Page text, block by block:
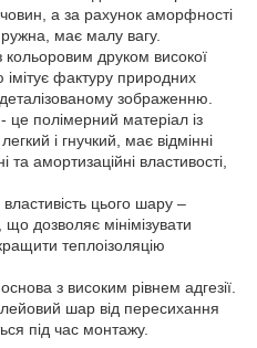
а за рахунок аморфності
має малу вагу.
друком високої
імітує фактуру природних
зображенню.
це полімерний матеріал із
і гнучкий, має відмінні
та амортизаційні властивості,
цього шару –
дозволяє мінімізувати
теплоізоляцію
з високим рівнем адгезії.
шар від пересихання
під час монтажу.